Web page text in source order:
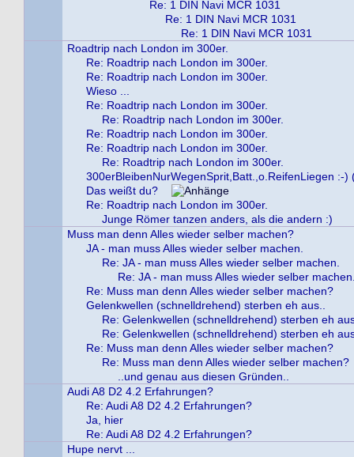
Re: 1 DIN Navi MCR 1031
Re: 1 DIN Navi MCR 1031
Re: 1 DIN Navi MCR 1031
Roadtrip nach London im 300er.
Re: Roadtrip nach London im 300er.
Re: Roadtrip nach London im 300er.
Wieso ...
Re: Roadtrip nach London im 300er.
Re: Roadtrip nach London im 300er.
Re: Roadtrip nach London im 300er.
Re: Roadtrip nach London im 300er.
Re: Roadtrip nach London im 300er.
300erBleibenNurWegenSprit,Batt.,o.ReifenLiegen :-)
Das weißt du?
Re: Roadtrip nach London im 300er.
Junge Römer tanzen anders, als die andern :)
Muss man denn Alles wieder selber machen?
JA - man muss Alles wieder selber machen.
Re: JA - man muss Alles wieder selber machen.
Re: JA - man muss Alles wieder selber
Re: Muss man denn Alles wieder selber machen?
Gelenkwellen (schnelldrehend) sterben eh aus..
Re: Gelenkwellen (schnelldrehend) sterben eh
Re: Gelenkwellen (schnelldrehend) sterben eh
Re: Muss man denn Alles wieder selber machen?
Re: Muss man denn Alles wieder selber machen?
..und genau aus diesen Gründen..
Audi A8 D2 4.2 Erfahrungen?
Re: Audi A8 D2 4.2 Erfahrungen?
Ja, hier
Re: Audi A8 D2 4.2 Erfahrungen?
Hupe nervt ...